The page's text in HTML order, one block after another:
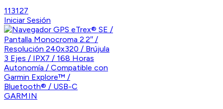
113127
Iniciar Sesión
GARMIN